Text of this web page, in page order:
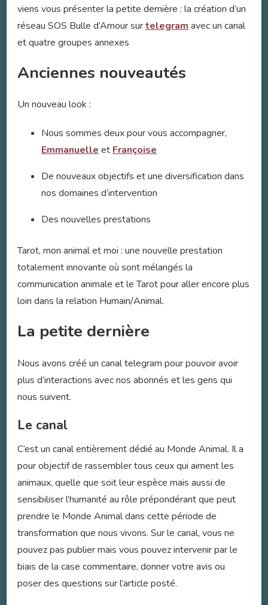
viens vous présenter la petite dernière : la création d’un
réseau SOS Bulle d’Amour surtelegram avec un canal
et quatre groupes annexes
Anciennes nouveautés
Un nouveau look :
Nous sommes deux pour vous accompagner,
Emmanuelle et Françoise
De nouveaux objectifs et une diversification dans
nos domaines d’intervention
Des nouvelles prestations
Tarot, mon animal et moi : une nouvelle prestation
totalement innovante où sont mélangés la
communication animale et le Tarot pour aller encore plus
loin dans la relation Humain/Animal.
La petite dernière
Nous avons créé un canal telegram pour pouvoir avoir
plus d’interactions avec nos abonnés et les gens qui
nous suivent.
Le canal
C’est un canal entièrement dédié au Monde Animal. Il a
pour objectif de rassembler tous ceux qui aiment les
animaux, quelle que soit leur espèce mais aussi de
sensibiliser l’humanité au rôle prépondérant que peut
prendre le Monde Animal dans cette période de
transformation que nous vivons. Sur le canal, vous ne
pouvez pas publier mais vous pouvez intervenir par le
biais de la case commentaire, donner votre avis ou
poser des questions sur l’article posté.